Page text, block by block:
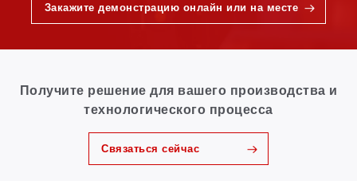
Закажите демонстрацию онлайн или на месте
Получите решение для вашего производства и
технологического процесса
Связаться сейчас